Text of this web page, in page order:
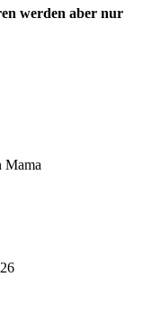
werden aber nur
Mama